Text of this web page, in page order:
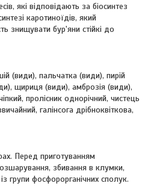
які відповідають за біосинтез
каротиноїдів, який
знищувати бур'яни стійкі до
(види), пальчатка (види), пирій
щириця (види), амброзія (види),
пролісник однорічний, чистець
галінсога дрібноквіткова,
Перед приготуванням
збивання в клумки,
групи фосфорорганічних сполук.